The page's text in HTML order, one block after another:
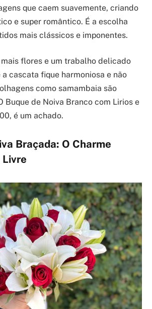
que caem suavemente, criando
e super romântico. É a escolha
mais clássicos e imponentes.
flores e um trabalho delicado
cascata fique harmoniosa e não
como samambaia são
Buque de Noiva Branco com Lirios e
é um achado.
Braçada: O Charme
Livre